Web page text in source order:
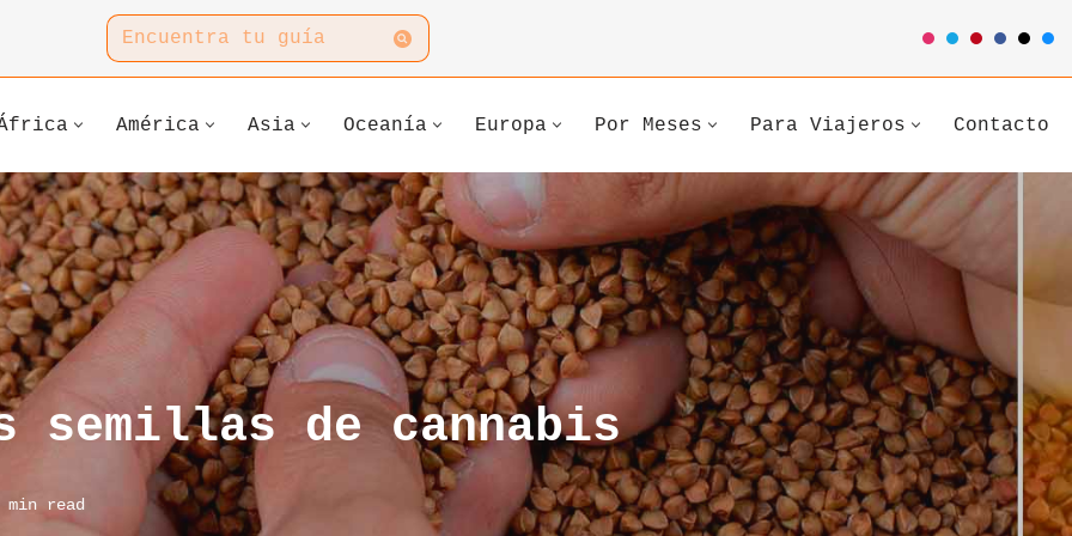
América Asia Oceanía Europa Por Meses Para Viajeros Contacto
semillas de cannabis
min read